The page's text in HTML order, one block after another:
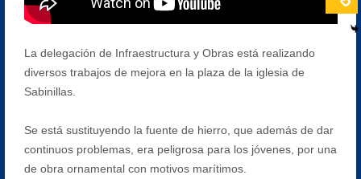
La delegación de Infraestructura y Obras está realizando
diversos trabajos de mejora en la plaza de la iglesia de
Sabinillas.
Se está sustituyendo la fuente de hierro, que además de dar
continuos problemas, era peligrosa para los jóvenes, por una
de obra ornamental con motivos marítimos.